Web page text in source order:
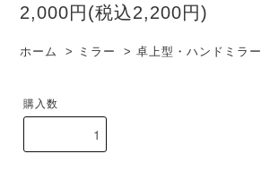
2,000円(税込2,200円)
ホーム > ミラー >卓上型・ハンドミラー
購入数